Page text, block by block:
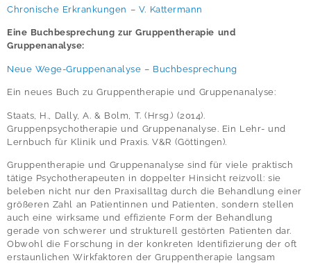
Chronische Erkrankungen – V. Kattermann
Eine Buchbesprechung zur Gruppentherapie und
Gruppenanalyse:
Neue Wege-Gruppenanalyse – Buchbesprechung
Ein neues Buch zu Gruppentherapie und Gruppenanalyse:
Staats, H., Dally, A. & Bolm, T. (Hrsg.) (2014).
Gruppenpsychotherapie und Gruppenanalyse. Ein Lehr- und
Lernbuch für Klinik und Praxis. V&R (Göttingen).
Gruppentherapie und Gruppenanalyse sind für viele praktisch
tätige Psychotherapeuten in doppelter Hinsicht reizvoll: sie
beleben nicht nur den Praxisalltag durch die Behandlung einer
größeren Zahl an Patientinnen und Patienten, sondern stellen
auch eine wirksame und effiziente Form der Behandlung
gerade von schwerer und strukturell gestörten Patienten dar.
Obwohl die Forschung in der konkreten Identifizierung der oft
erstaunlichen Wirkfaktoren der Gruppentherapie langsam